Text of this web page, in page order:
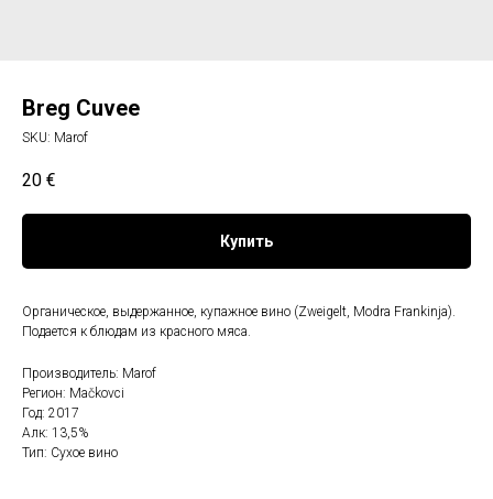
Breg Cuvee
SKU: Marof
20 €
Купить
Органическое, выдержанное, купажное вино (Zweigelt, Modra Frankinja).
Подается к блюдам из красного мяса.
Производитель: Marof
Регион: Mačkovci
Год: 2017
Алк: 13,5%
Тип: Сухое вино